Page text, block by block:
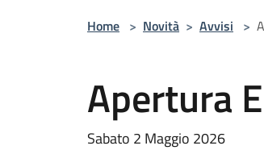
Home > Novità > Avvisi >
Apertura
Sabato 2 Maggio 2026